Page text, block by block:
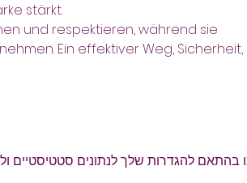
stärkt.
und respektieren, während sie
Ein effektiver Weg, Sicherheit,
להגדרות שלך לנתונים סטטיסטיים